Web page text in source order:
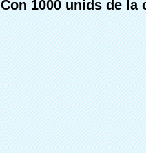
Con 1000 unids de la